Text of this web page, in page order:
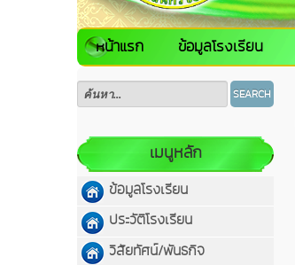
หน้าแรก ข้อมูลโรงเรียน
SEARCH
เมนูหลัก
ข้อมูลโรงเรียน
ประวัติโรงเรียน
วิสัยทัศน์/พันธกิจ